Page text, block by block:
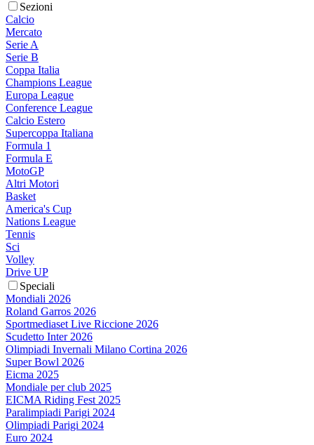
Sezioni
Calcio
Mercato
Serie A
Serie B
Coppa Italia
Champions League
Europa League
Conference League
Calcio Estero
Supercoppa Italiana
Formula 1
Formula E
MotoGP
Altri Motori
Basket
America's Cup
Nations League
Tennis
Sci
Volley
Drive UP
Speciali
Mondiali 2026
Roland Garros 2026
Sportmediaset Live Riccione 2026
Scudetto Inter 2026
Olimpiadi Invernali Milano Cortina 2026
Super Bowl 2026
Eicma 2025
Mondiale per club 2025
EICMA Riding Fest 2025
Paralimpiadi Parigi 2024
Olimpiadi Parigi 2024
Euro 2024